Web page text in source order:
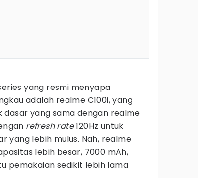
yang resmi menyapa
adalah realme C100i, yang
yang sama dengan realme
refresh rate120Hz untuk
yang lebih mulus. Nah, realme
lebih besar, 7000 mAh,
pemakaian sedikit lebih lama